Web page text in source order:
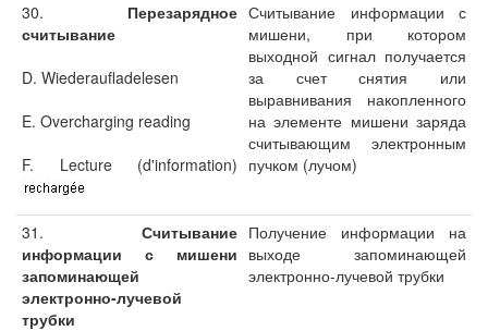
30. Перезарядное
считывание
D. Wiederaufladelesen
E. Overcharging reading
F. Lecture (d'information)
Считывание информации с
мишени, при котором
выходной сигнал получается
за счет снятия или
выравнивания накопленного
на элементе мишени заряда
считывающим электронным
пучком (лучом)
31. Считывание
информации с мишени
запоминающей
электронно-лучевой
трубки
Получение информации на
выходе запоминающей
электронно-лучевой трубки